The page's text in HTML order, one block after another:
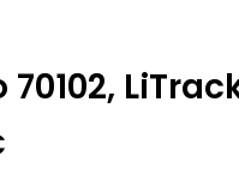
70102,